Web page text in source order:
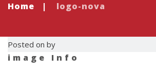
Home | logo-nova
Posted on by
image Info